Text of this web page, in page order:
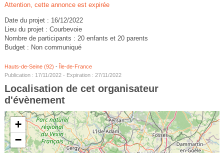
Attention, cette annonce est expirée
Date du projet : 16/12/2022
Lieu du projet : Courbevoie
Nombre de participants : 20 enfants et 20 parents
Budget : Non communiqué
Hauts-de-Seine (92) - Île-de-France
Publication : 17/11/2022 - Expiration : 27/11/2022
Localisation de cet organisateur
d'évènement
+
−